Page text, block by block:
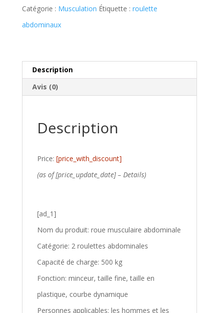
Catégorie : Musculation Étiquette : roulette
abdominaux
Description
Avis (0)
Description
Price: [price_with_discount]
(as of [price_update_date] – Details)
[ad_1]
Nom du produit: roue musculaire abdominale
Catégorie: 2 roulettes abdominales
Capacité de charge: 500 kg
Fonction: minceur, taille fine, taille en
plastique, courbe dynamique
Personnes applicables: les hommes et les